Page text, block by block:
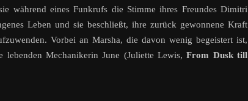
während eines Funkrufs die Stimme ihres Freundes Dimitri
Leben und sie beschließt, ihre zurück gewonnene Kraft
Vorbei an Marsha, die davon wenig begeistert ist,
lebenden Mechanikerin June (Juliette Lewis,From Dusk till